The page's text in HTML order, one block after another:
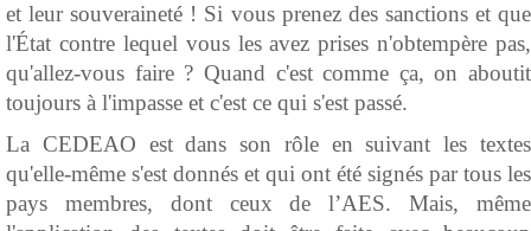
et leur souveraineté ! Si vous prenez des sanctions et que
l'État contre lequel vous les avez prises n'obtempère pas,
qu'allez-vous faire ? Quand c'est comme ça, on aboutit
toujours à l'impasse et c'est ce qui s'est passé.
La CEDEAO est dans son rôle en suivant les textes
qu'elle-même s'est donnés et qui ont été signés par tous les
pays membres, dont ceux de l’AES. Mais, même